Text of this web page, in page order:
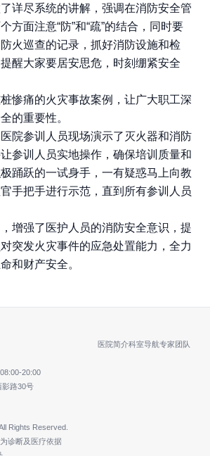
详尽系统的讲解，强调在消防安全管
方面注意“防”和“疏”的结合，同时要
火巡查的记录，抓好消防设施和检
醒大家要居安思危，时刻绷紧安全
痛的火灾事故案例，让广大职工深
的重要性。
参训人员现场演示了灭火器和消防
参训人员实地操作，确保培训质量和
踊跃的一试身手，一有疑惑马上向教
手把手进行示范，直到所有参训人员
强了医护人员的消防安全意识，提
突发火灾事件的应急处置能力，全力
和财产安全。
医院简介科室导航专家团队
08:00-20:00
影路30号
Rights Reserved.
诊断及医疗依据